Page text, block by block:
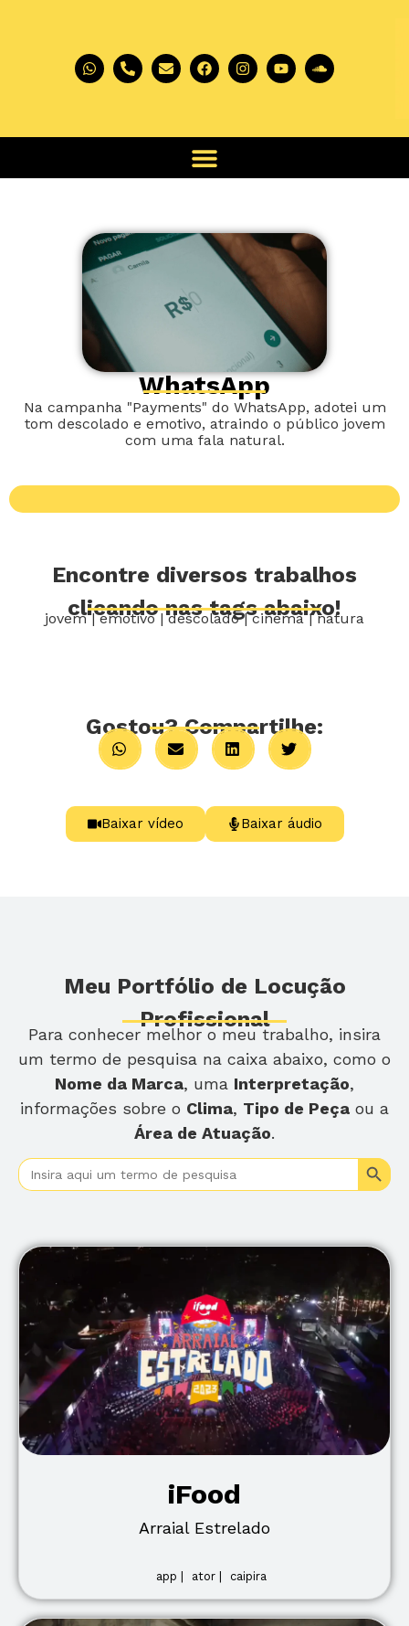
WhatsApp
Na campanha "Payments" do WhatsApp, adotei um
tom descolado e emotivo, atraindo o público jovem
com uma fala natural.
Encontre diversos trabalhos
clicando nas tags abaixo!
jovem|emotivo|descolado|cinema|natura
Gostou? Compartilhe:
Baixar vídeo Baixar áudio
Meu Portfólio de Locução
Profissional
Para conhecer melhor o meu trabalho, insira
um termo de pesquisa na caixa abaixo, como o
Nome da Marca, uma Interpretação,
informações sobre o Clima, Tipo de Peça ou a
Área de Atuação.
Search
for:
iFood
Arraial Estrelado
app | ator | caipira